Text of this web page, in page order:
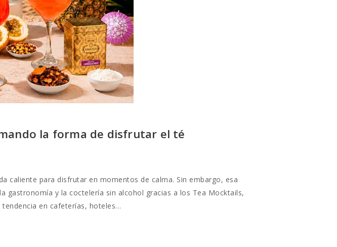
la forma de disfrutar el té
caliente para disfrutar en momentos de calma. Sin embargo, esa
gastronomía y la coctelería sin alcohol gracias a los Tea Mocktails,
en cafeterías, hoteles…